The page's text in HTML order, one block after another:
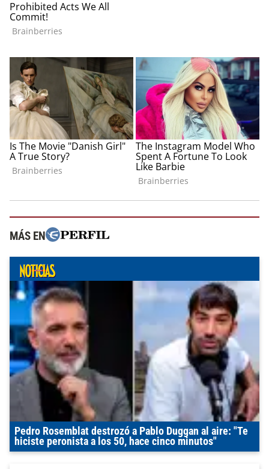
MÁS EN
Pedro Rosemblat destrozó a Pablo Duggan al aire: "Te
hiciste peronista a los 50, hace cinco minutos"